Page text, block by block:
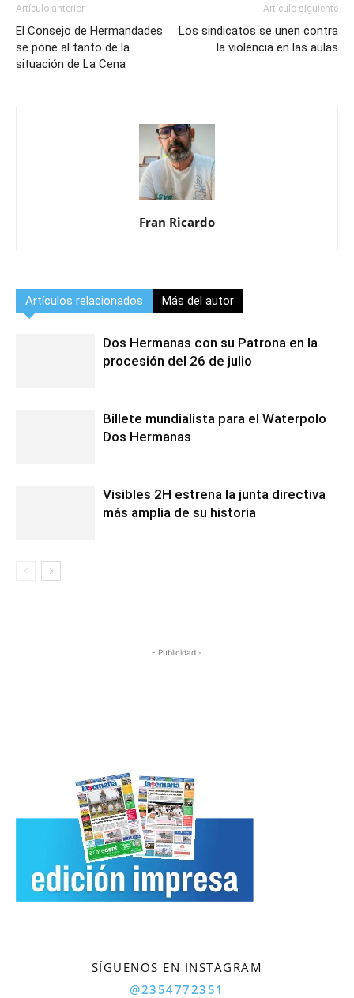
Artículo anterior
El Consejo de Hermandades
se pone al tanto de la
situación de La Cena
Artículo siguiente
Los sindicatos se unen contra
la violencia en las aulas
Fran Ricardo
Artículos relacionados Más del autor
Dos Hermanas con su Patrona en la
procesión del 26 de julio
Billete mundialista para el Waterpolo
Dos Hermanas
Visibles 2H estrena la junta directiva
más amplia de su historia
- Publicidad -
SÍGUENOS EN INSTAGRAM
@2354772351